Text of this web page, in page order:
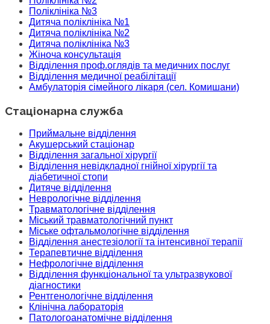
Поліклініка №3
Дитяча поліклініка №1
Дитяча поліклініка №2
Дитяча поліклініка №3
Жіноча консультація
Відділення проф.оглядів та медичних послуг
Відділення медичної реабілітації
Амбулаторія сімейного лікаря (сел. Комишани)
Стаціонарна служба
Приймальне відділення
Акушерський стаціонар
Відділення загальної хірургії
Відділення невідкладної гнійної хірургії та
діабетичної стопи
Дитяче відділення
Неврологічне відділення
Травматологічне відділення
Міський травматологічний пункт
Міське офтальмологічне відділення
Відділення анестезіології та інтенсивної терапії
Терапевтичне відділення
Нефрологічне відділення
Відділення функціональної та ультразвукової
діагностики
Рентгенологічне відділення
Клінічна лабораторія
Патологоанатомічне відділення